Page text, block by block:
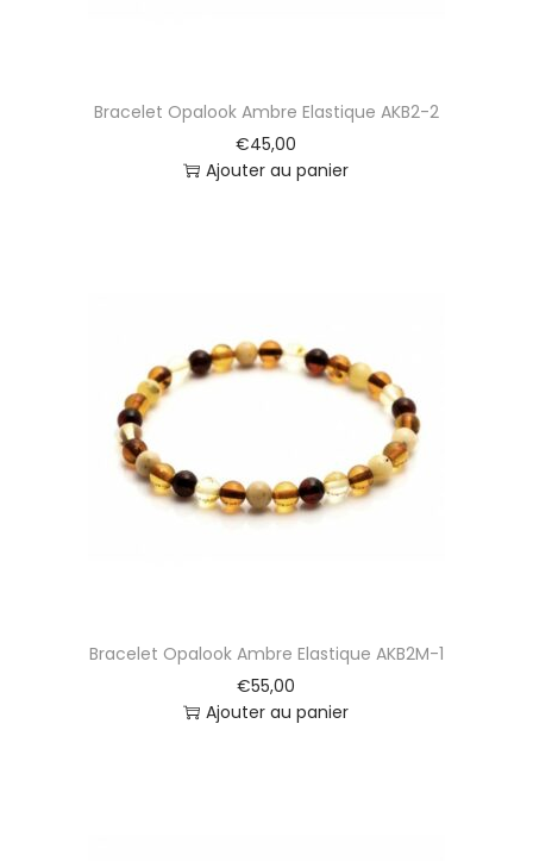
Bracelet Opalook Ambre Elastique AKB2-2
€45,00
Ajouter au panier
Bracelet Opalook Ambre Elastique AKB2M-1
€55,00
Ajouter au panier